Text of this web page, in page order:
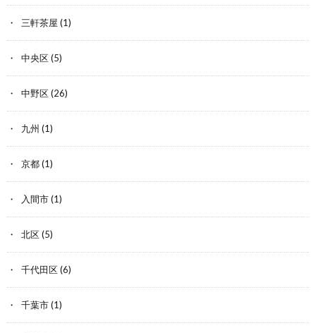
三軒茶屋 (1)
中央区(5)
中野区(26)
九州 (1)
京都(1)
入間市(1)
北区(5)
千代田区(6)
千葉市(1)